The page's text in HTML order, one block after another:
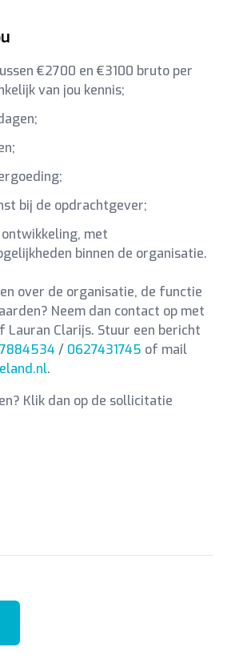
€2700 en €3100 bruto per
van jou kennis;
bij de opdrachtgever;
met
binnen de organisatie.
over de organisatie, de functie
Neem dan contact op met
Lauran Clarijs. Stuur een bericht
/ 0627431745 of mail
.
Klik dan op de sollicitatie